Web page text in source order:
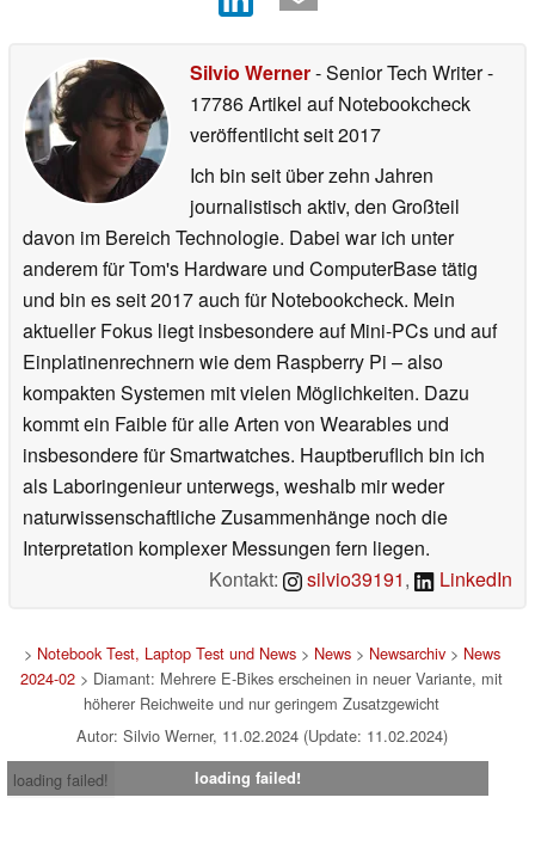
Silvio Werner- Senior Tech Writer-
17786 Artikel auf Notebookcheck
veröffentlichtseit 2017
Ich bin seit über zehn Jahren
journalistisch aktiv, den Großteil
davon im Bereich Technologie. Dabei war ich unter
anderem für Tom's Hardware und ComputerBase tätig
und bin es seit 2017 auch für Notebookcheck. Mein
aktueller Fokus liegt insbesondere auf Mini-PCs und auf
Einplatinenrechnern wie dem Raspberry Pi – also
kompakten Systemen mit vielen Möglichkeiten. Dazu
kommt ein Faible für alle Arten von Wearables und
insbesondere für Smartwatches. Hauptberuflich bin ich
als Laboringenieur unterwegs, weshalb mir weder
naturwissenschaftliche Zusammenhänge noch die
Interpretation komplexer Messungen fern liegen.
Kontakt:
silvio39191, LinkedIn
> Notebook Test, Laptop Test und News> News> Newsarchiv> News
2024-02 > Diamant: Mehrere E-Bikes erscheinen in neuer Variante, mit
höherer Reichweite und nur geringem Zusatzgewicht
Autor: Silvio Werner, 11.02.2024 (Update: 11.02.2024)
loading failed!
loading failed!